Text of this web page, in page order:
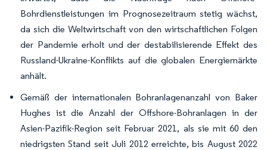
Bohrdienstleistungen im Prognosezeitraum stetig wächst,
da sich die Weltwirtschaft von den wirtschaftlichen Folgen
der Pandemie erholt und der destabilisierende Effekt des
Russland-Ukraine-Konflikts auf die globalen Energiemärkte
anhält.
Gemäß der internationalen Bohranlagenanzahl von Baker
Hughes ist die Anzahl der Offshore-Bohranlagen in der
Asien-Pazifik-Region seit Februar 2021, als sie mit 60 den
niedrigsten Stand seit Juli 2012 erreichte, bis August 2022